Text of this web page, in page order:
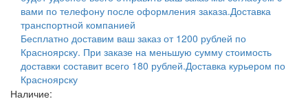
вами по телефону после оформления заказа.Доставка
транспортной компанией
Бесплатно доставим ваш заказ от 1200 рублей по
Красноярску. При заказе на меньшую сумму стоимость
доставки составит всего 180 рублей.Доставка курьером по
Красноярску
Наличие: